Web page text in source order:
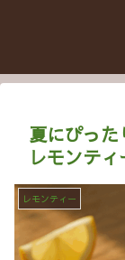
夏にぴっ
レモンテ
レモンティー